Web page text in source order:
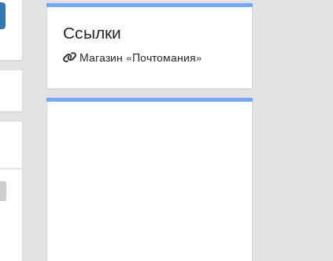
Ссылки
Магазин «Почтомания»